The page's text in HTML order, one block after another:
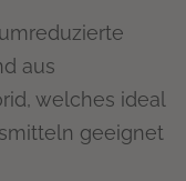
aus
welches ideal
geeignet